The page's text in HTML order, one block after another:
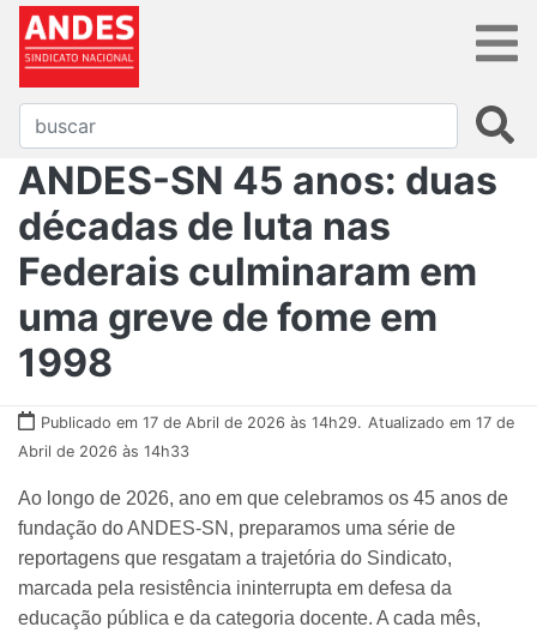
ANDES-SN 45 anos: duas
décadas de luta nas
Federais culminaram em
uma greve de fome em
1998
Publicado em 17 de Abril de 2026 às 14h29. Atualizado em 17 de
Abril de 2026 às 14h33
Ao longo de 2026, ano em que celebramos os 45 anos de
fundação do ANDES-SN, preparamos uma série de
reportagens que resgatam a trajetória do Sindicato,
marcada pela resistência ininterrupta em defesa da
educação pública e da categoria docente. A cada mês,